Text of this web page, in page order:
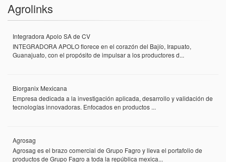
Agrolinks
Integradora Apolo SA de CV
INTEGRADORA APOLO florece en el corazón del Bajío, Irapuato,
Guanajuato, con el propósito de impulsar a los productores d...
Biorganix Mexicana
Empresa dedicada a la investigación aplicada, desarrollo y validación de
tecnologías innovadoras. Enfocados en productos ...
Agrosag
Agrosag es el brazo comercial de Grupo Fagro y lleva el portafolio de
productos de Grupo Fagro a toda la república mexica...